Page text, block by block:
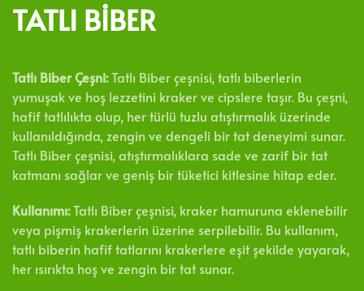
TATLI BIBER
Tatlı Biber Çeşni:Tatlı Biber çeşnisi, tatlı biberlerin
yumuşak ve hoş lezzetini kraker ve cipslere taşır. Bu çeşni,
hafif tatlılıkta olup, her türlü tuzlu atıştırmalık üzerinde
kullanıldığında, zengin ve dengeli bir tat deneyimi sunar.
Tatlı Biber çeşnisi, atıştırmalıklara sade ve zarif bir tat
katmanı sağlar ve geniş bir tüketici kitlesine hitap eder.
Kullanımı:Tatlı Biber çeşnisi, kraker hamuruna eklenebilir
veya pişmiş krakerlerin üzerine serpilebilir. Bu kullanım,
tatlı biberin hafif tatlarını krakerlere eşit şekilde yayarak,
her ısırıkta hoş ve zengin bir tat sunar.